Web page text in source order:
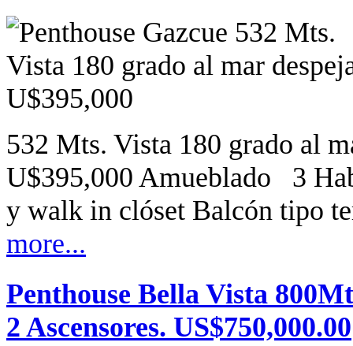
532 Mts. Vista 180 grado al
U$395,000 Amueblado 3
y walk in clóset Balcón tipo
more...
Penthouse Bella Vista
2 Ascensores. US$750,000.00